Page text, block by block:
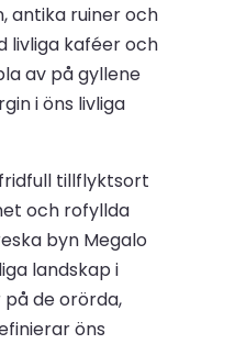
antika ruiner och
livliga kaféer och
av på gyllene
i öns livliga
tillflyktsort
och rofyllda
byn Megalo
landskap i
de orörda,
öns